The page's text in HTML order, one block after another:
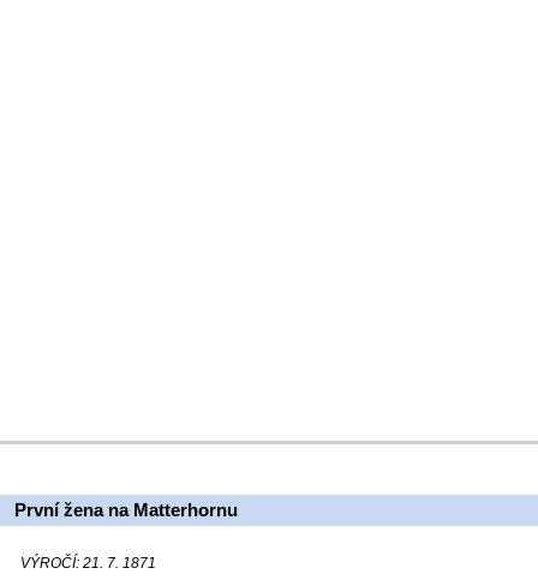
První žena na Matterhornu
VÝROČÍ: 21. 7. 1871